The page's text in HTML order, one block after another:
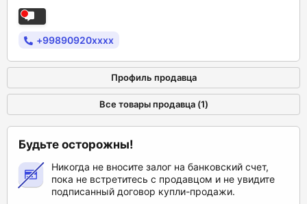
+99890920xxxx
Профиль продавца
Все товары продавца (1)
Будьте осторожны!
Никогда не вносите залог на банковский счет,
пока не встретитесь с продавцом и не увидите
подписанный договор купли-продажи.